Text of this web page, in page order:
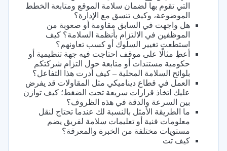
التي تقوم بها لضمان سلامة الموقع ومتابعة الخطط
الموضوعة، وكيف تنسق مع الإدارة؟
هل واجهت في السابق مقاومة أو صعوبة من
الموظفين في الالتزام بأنظمة السلامة؟ كيف
استطعت تغيير السلوك أو كسب تعاونهم؟
أعطِ مثالًا على موقف احتاجت فيه جهة تنظيمية أو
حكومية مستندات أو متابعة حول التزام شركتكم
بلوائح السلامة المحلية – كيف أدرت هذا التفاعل؟
العمل في قطاع ديناميكي مثل المقاولات قد يفرض
عليك اتخاذ قرارات سريعة تحت الضغط؛ كيف توازن
بين السرعة والدقة في هذه الظروف؟
ما الطريقة الأمثل بالنسبة لك عندما تحتاج لنقل
معلومات فنية أو تعليمات سلامة لفريق يضم
مستويات مختلفة من الخبرة والمعرفة؟
كيف تت